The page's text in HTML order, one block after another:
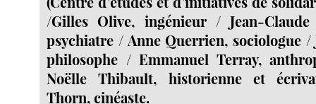
/Gilles Olive, ingénieur / Jean-Claude
psychiatre / Anne Querrien, sociologue /
philosophe / Emmanuel Terray,
Noëlle Thibault, historienne et
Thorn, cinéaste.